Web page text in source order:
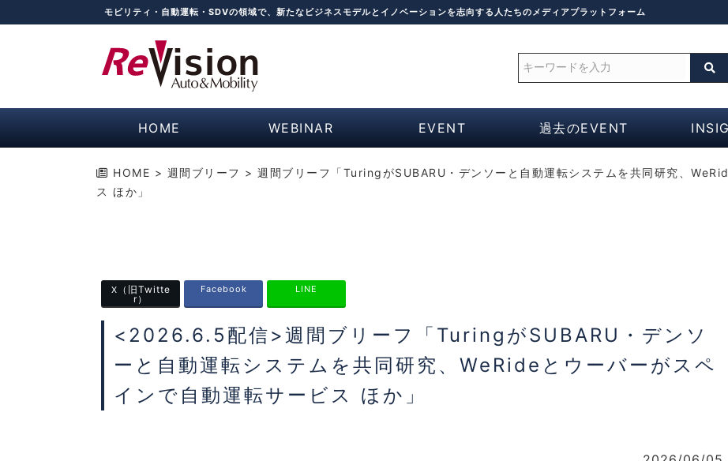
モビリティ・自動運転・SDVの領域で、新たなビジネスモデルとイノベーションを志向する人たちのメディアプラットフォーム
HOME WEBINAR EVENT 過去のEVENT
HOME > 週間ブリーフ > 週間ブリーフ「TuringがSUBARU・デンソーと自動運転システムを共同研究、
ス ほか」
X （旧Twitte
r）
Facebook LINE
<2026.6.5配信>週間ブリーフ「TuringがSUBARU・デンソ
ーと自動運転システムを共同研究、WeRideとウーバーがスペ
インで自動運転サービス ほか」